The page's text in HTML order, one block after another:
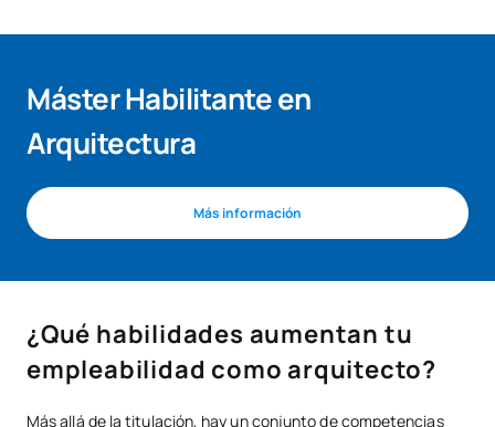
Máster Habilitante en
Arquitectura
Más información
¿Qué habilidades aumentan tu
empleabilidad como arquitecto?
Más allá de la titulación, hay un conjunto de competencias